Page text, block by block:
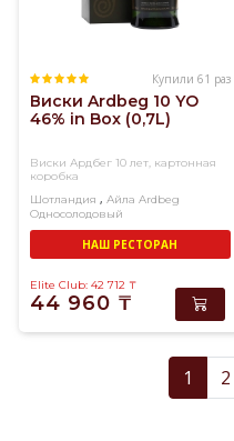
Купили 61 раз
Виски Ardbeg 10 YO
46% in Box (0,7L)
Виски Ардбег 10 лет, картонная
коробка
Шотландия , Айла Ardbeg
Односолодовый
НАШ РЕСТОРАН
Elite Club: 42 712 ₸
44 960 ₸
1 2